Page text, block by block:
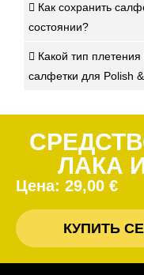
Как сохранить
состоянии?
Какой тип
салфетки для Polish
ЛАКА
Цена: 29,00 €
КУПИТЬ